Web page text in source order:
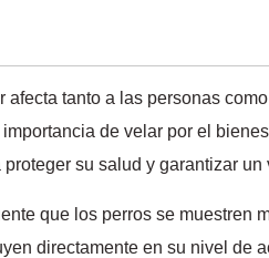
tanto a las personas
de velar por el
su salud y garantizar
que los perros se
directamente en su nivel